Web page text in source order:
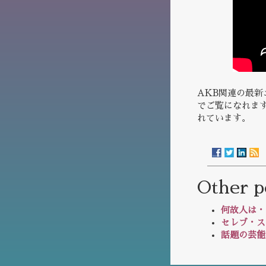
AKB関連の最
でご覧になれま
れています。
Other
何故人は
セレブ・
話題の芸